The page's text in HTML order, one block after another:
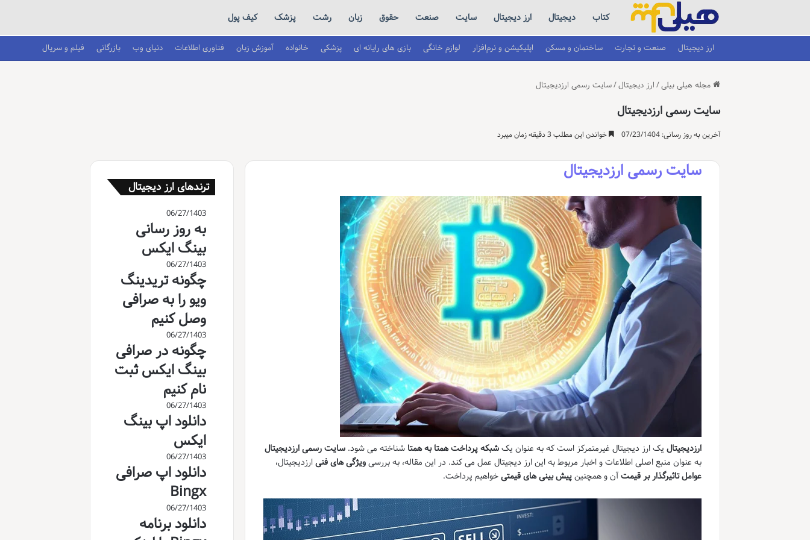
کتاب دیجیتال ارز دیجیتال سایت صنعت حقوق زبان رشت پزشک کیف پول
ارز دیجیتال صنعت و تجارت ساختمان و مسکن اپلیکیشن و نرم‌افزار لوازم خانگی بازی های رایانه ای پزشکی خانواده آموزش زبان فناوری اطلاعات دنیای وب بازرگانی فیلم و سریال
مجله هیلی بیلی/ ارز دیجیتال/سایت رسمی ارزدیجیتال
سایت رسمی ارزدیجیتال
آخرین به روز رسانی: 07/23/1404 خواندن این مطلب 3 دقیقه زمان میبرد
سایت رسمی ارزدیجیتال
ارزدیجیتال یک ارز دیجیتال غیرمتمرکز است که به عنوان یکشبکه پرداخت همتا به همتا شناخته می شود.سایت رسمی ارزدیجیتال
به عنوان منبع اصلی اطلاعات و اخبار مربوط به این ارز دیجیتال عمل می کند. در این مقاله، به بررسیویژگی های فنیارزدیجیتال،
عوامل تاثیرگذار بر قیمتآن و همچنینپیش بینی های قیمتیخواهیم پرداخت.
ترندهای ارز دیجیتال
06/27/1403
به روز رسانی
بینگ ایکس
06/27/1403
چگونه تریدینگ
ویو را به صرافی
وصل کنیم
06/27/1403
چگونه در صرافی
بینگ ایکس ثبت
نام کنیم
06/27/1403
دانلود اپ بینگ
ایکس
06/27/1403
دانلود اپ صرافی
Bingx
06/27/1403
دانلود برنامه